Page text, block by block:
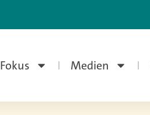
Medien